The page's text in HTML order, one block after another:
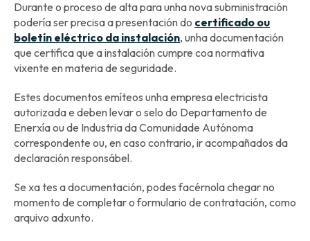
Durante o proceso de alta para unha nova subministración
podería ser precisa a presentación do certificado ou
boletín eléctrico da instalación, unha documentación
que certifica que a instalación cumpre coa normativa
vixente en materia de seguridade.
Estes documentos emíteos unha empresa electricista
autorizada e deben levar o selo do Departamento de
Enerxía ou de Industria da Comunidade Autónoma
correspondente ou, en caso contrario, ir acompañados da
declaración responsábel.
Se xa tes a documentación, podes facérnola chegar no
momento de completar o formulario de contratación, como
arquivo adxunto.